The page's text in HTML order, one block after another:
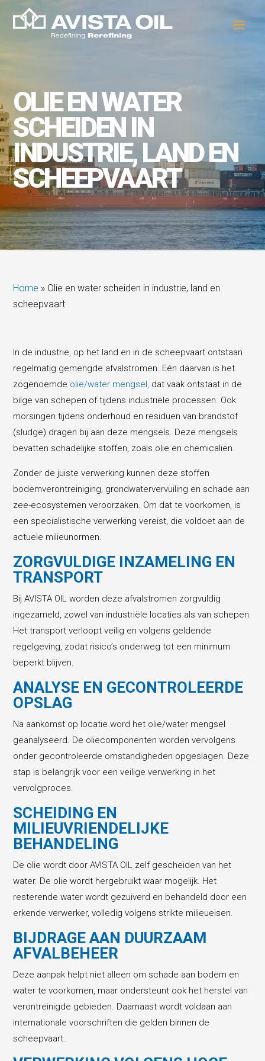
OLIE EN WATER
SCHEIDEN IN
INDUSTRIE, LAND EN
SCHEEPVAART
Home » Olie en water scheiden in industrie, land en
scheepvaart
In de industrie, op het land en in de scheepvaart ontstaan
regelmatig gemengde afvalstromen. Eén daarvan is het
zogenoemde olie/water mengsel, dat vaak ontstaat in de
bilge van schepen of tijdens industriële processen. Ook
morsingen tijdens onderhoud en residuen van brandstof
(sludge) dragen bij aan deze mengsels. Deze mengsels
bevatten schadelijke stoffen, zoals olie en chemicaliën.
Zonder de juiste verwerking kunnen deze stoffen
bodemverontreiniging, grondwatervervuiling en schade aan
zee-ecosystemen veroorzaken. Om dat te voorkomen, is
een specialistische verwerking vereist, die voldoet aan de
actuele milieunormen.
ZORGVULDIGE INZAMELING EN
TRANSPORT
Bij AVISTA OIL worden deze afvalstromen zorgvuldig
ingezameld, zowel van industriële locaties als van schepen.
Het transport verloopt veilig en volgens geldende
regelgeving, zodat risico’s onderweg tot een minimum
beperkt blijven.
ANALYSE EN GECONTROLEERDE
OPSLAG
Na aankomst op locatie word het olie/water mengsel
geanalyseerd. De oliecomponenten worden vervolgens
onder gecontroleerde omstandigheden opgeslagen. Deze
stap is belangrijk voor een veilige verwerking in het
vervolgproces.
SCHEIDING EN
MILIEUVRIENDELIJKE
BEHANDELING
De olie wordt door AVISTA OIL zelf gescheiden van het
water. De olie wordt hergebruikt waar mogelijk. Het
resterende water wordt gezuiverd en behandeld door een
erkende verwerker, volledig volgens strikte milieueisen.
BIJDRAGE AAN DUURZAAM
AFVALBEHEER
Deze aanpak helpt niet alleen om schade aan bodem en
water te voorkomen, maar ondersteunt ook het herstel van
verontreinigde gebieden. Daarnaast wordt voldaan aan
internationale voorschriften die gelden binnen de
scheepvaart.